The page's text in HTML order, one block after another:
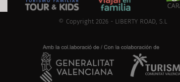
© Copyright 2026 - LIBERTY ROAD, S.L